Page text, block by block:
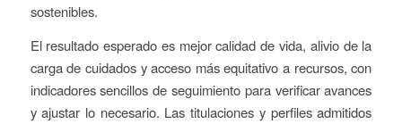
sostenibles.
El resultado esperado es mejor calidad de vida, alivio de la
carga de cuidados y acceso más equitativo a recursos, con
indicadores sencillos de seguimiento para verificar avances
y ajustar lo necesario. Las titulaciones y perfiles admitidos